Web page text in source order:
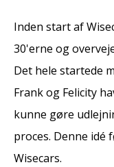
Inden start af
30'erne og
Det hele startede
Frank og Felicity
kunne gøre
proces. Denne
Wisecars.